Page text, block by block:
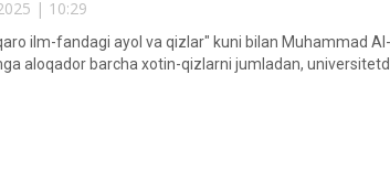
| 10:29
ilm-fandagi ayol va qizlar" kuni bilan Muhammad
aloqador barcha xotin-qizlarni jumladan,